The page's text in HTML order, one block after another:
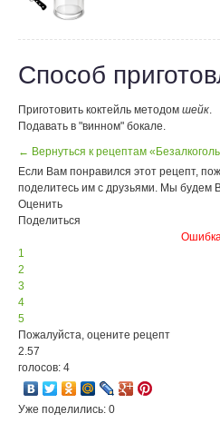
Способ
Приготовить коктейль методом шейк.
Подавать в "винном" бокале.
← Вернуться к рецептам
Если Вам понравился этот рецепт,
поделитесь им с друзьями. Мы будем
Оценить
Поделиться
1
2
3
4
5
Пожалуйста, оцените рецепт
2.57
голосов: 4
Уже поделились: 0